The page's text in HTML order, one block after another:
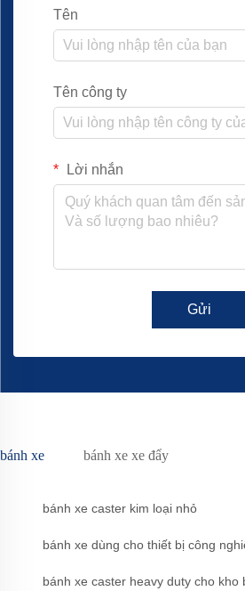
Tên
Tên công ty
Lời nhắn
Gửi
bánh xe bánh xe xe đẩy
bánh xe caster kim loại nhỏ
bánh xe dùng cho thiết bị công
bánh xe caster heavy duty cho kho